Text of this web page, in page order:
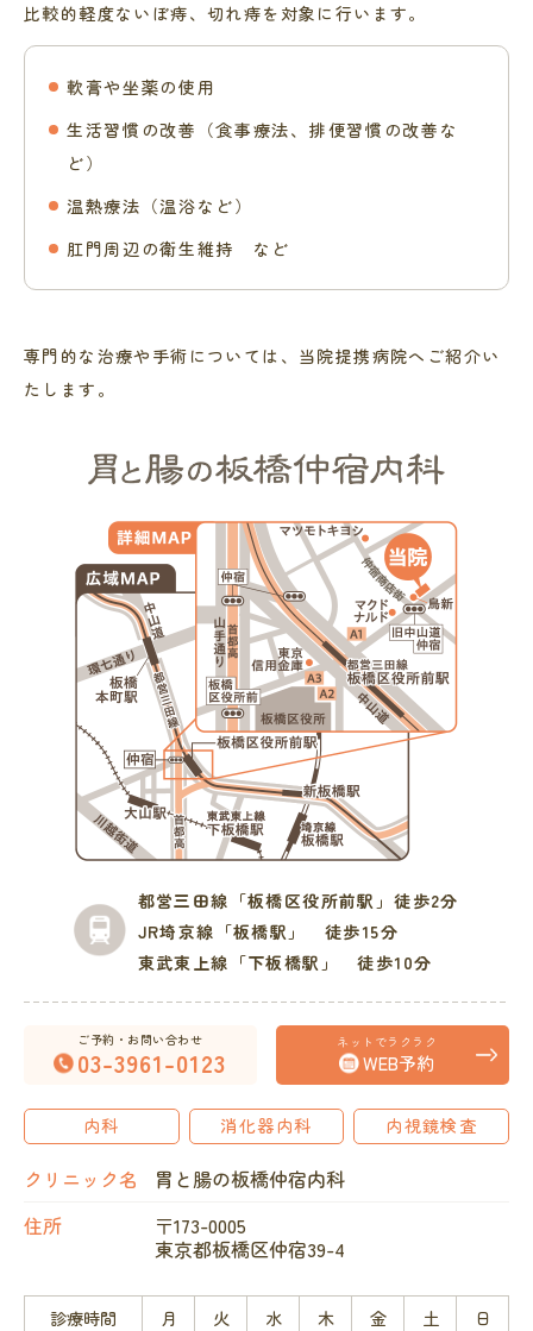
比較的軽度ないぼ痔、切れ痔を対象に行います。
軟膏や坐薬の使用
生活習慣の改善（食事療法、排便習慣の改善な
ど）
温熱療法（温浴など）
肛門周辺の衛生維持 など
専門的な治療や手術については、当院提携病院へご紹介い
たします。
都営三田線 「板橋区役所前駅」徒歩2分
JR埼京線 「板橋駅」 徒歩15分
東武東上線 「下板橋駅」 徒歩10分
ご予約・お問い合わせ
03-3961-0123
ネットでラクラク
WEB予約
内科 消化器内科 内視鏡検査
クリニック名
胃と腸の板橋仲宿内科
住所
〒173-0005
東京都板橋区仲宿39-4
診療時間 月 火 水 木 金 土 日